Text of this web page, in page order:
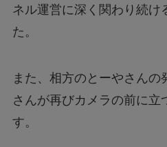
ネル運営に深く関わり続け
た。
また、相方のとーやさんの
さんが再びカメラの前に立
す。